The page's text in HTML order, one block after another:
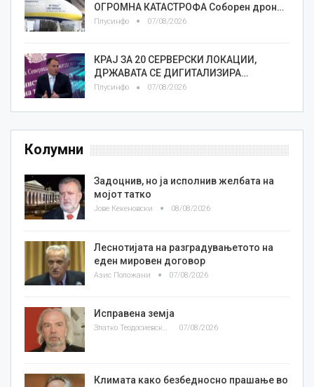
ОГРОМНА КАТАСТРОФА Соборен дрон…
Плусинфо 07/08/2026
КРАЈ ЗА 20 СЕРВЕРСКИ ЛОКАЦИИ,
ДРЖАВАТА СЕ ДИГИТАЛИЗИРА…
Плусинфо 07/08/2026
Колумни
Задоцнив, но ја исполнив желбата на
мојот татко
Јове Кекеновски 08/08/2026
Леснотијата на разградувањетото на
еден мировен договор
Азис Положани 07/08/2026
Исправена земја
Златко Теодосиевски 07/08/2026
Климата како безбедносно прашање во